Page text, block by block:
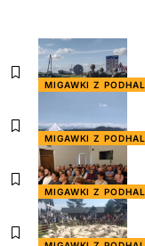
MIGAWKI Z
MIGAWKI Z
MIGAWKI Z